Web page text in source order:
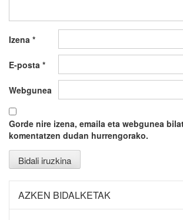
Izena *
E-posta *
Webgunea
Gorde nire izena, emaila eta webgunea
komentatzen dudan hurrengorako.
AZKEN BIDALKETAK